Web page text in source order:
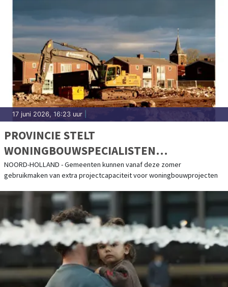
17 juni 2026, 16:23 uur
PROVINCIE STELT
WONINGBOUWSPECIALISTEN
BESCHIKBAAR VOOR GEMEENTEN
NOORD-HOLLAND - Gemeenten kunnen vanaf deze zomer
gebruikmaken van extra projectcapaciteit voor woningbouwprojecten